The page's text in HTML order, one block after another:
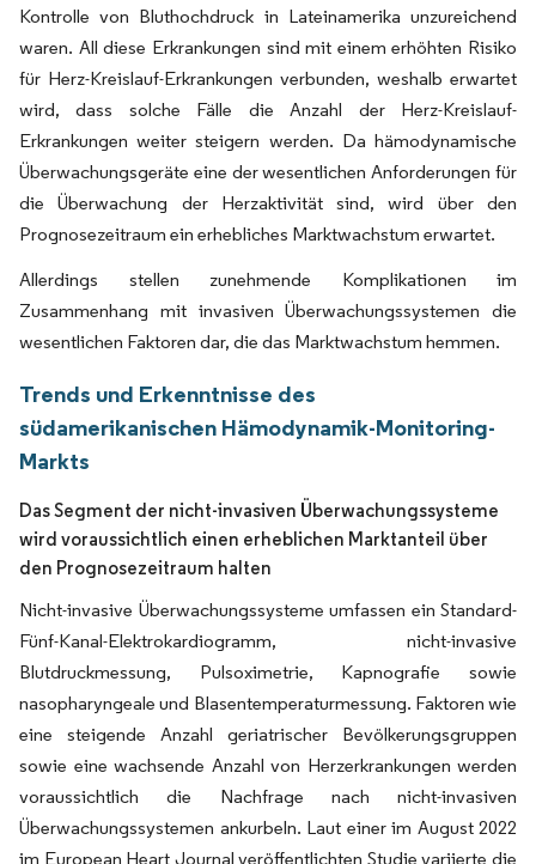
Kontrolle von Bluthochdruck in Lateinamerika unzureichend
waren. All diese Erkrankungen sind mit einem erhöhten Risiko
für Herz-Kreislauf-Erkrankungen verbunden, weshalb erwartet
wird, dass solche Fälle die Anzahl der Herz-Kreislauf-
Erkrankungen weiter steigern werden. Da hämodynamische
Überwachungsgeräte eine der wesentlichen Anforderungen für
die Überwachung der Herzaktivität sind, wird über den
Prognosezeitraum ein erhebliches Marktwachstum erwartet.
Allerdings stellen zunehmende Komplikationen im
Zusammenhang mit invasiven Überwachungssystemen die
wesentlichen Faktoren dar, die das Marktwachstum hemmen.
Trends und Erkenntnisse des
südamerikanischen Hämodynamik-Monitoring-
Markts
Das Segment der nicht-invasiven Überwachungssysteme
wird voraussichtlich einen erheblichen Marktanteil über
den Prognosezeitraum halten
Nicht-invasive Überwachungssysteme umfassen ein Standard-
Fünf-Kanal-Elektrokardiogramm, nicht-invasive
Blutdruckmessung, Pulsoximetrie, Kapnografie sowie
nasopharyngeale und Blasentemperaturmessung. Faktoren wie
eine steigende Anzahl geriatrischer Bevölkerungsgruppen
sowie eine wachsende Anzahl von Herzerkrankungen werden
voraussichtlich die Nachfrage nach nicht-invasiven
Überwachungssystemen ankurbeln. Laut einer im August 2022
im European Heart Journal veröffentlichten Studie variierte die